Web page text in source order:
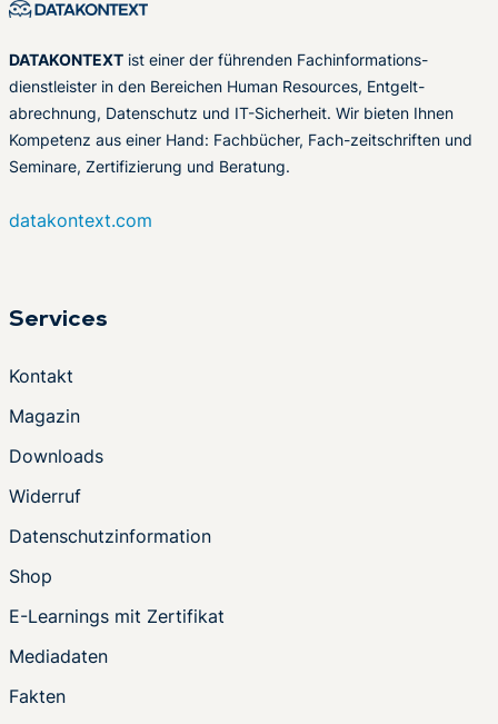
DATAKONTEXT ist einer der führenden Fachinformations-
dienstleister in den Bereichen Human Resources, Entgelt-
abrechnung, Datenschutz und IT-Sicherheit. Wir bieten Ihnen
Kompetenz aus einer Hand: Fachbücher, Fach-zeitschriften und
Seminare, Zertifizierung und Beratung.
datakontext.com
Services
Kontakt
Magazin
Downloads
Widerruf
Datenschutzinformation
Shop
E-Learnings mit Zertifikat
Mediadaten
Fakten